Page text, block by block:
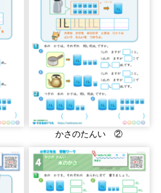
かさのたんい ②